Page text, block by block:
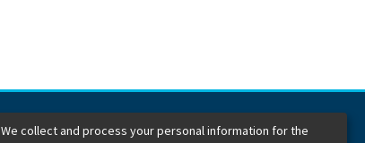
We collect and process your personal information for the